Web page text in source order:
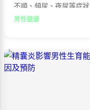
不順、頻尿、夜尿等症
男性健康